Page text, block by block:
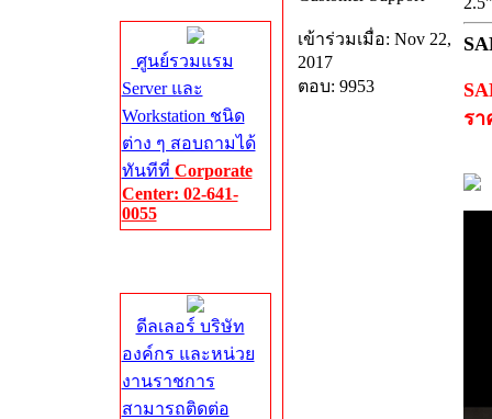
ศูนย์รวมแรม
Server และ
Workstation ชนิด
ต่าง ๆ สอบถามได้
ทันทีที่ Corporate
Center: 02-641-
0055
ดีลเลอร์ บริษัท
องค์กร และหน่วย
งานราชการ
สามารถติดต่อ
เข้าร่วมเมื่อ: Nov 22,
2017
ตอบ: 9953
รา